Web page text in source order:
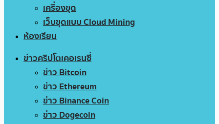
เครื่องขุด
เว็บขุดแบบ Cloud Mining
ห้องเรียน
ข่าวคริปโตเคอเรนซี่
ข่าว Bitcoin
ข่าว Ethereum
ข่าว Binance Coin
ข่าว Dogecoin